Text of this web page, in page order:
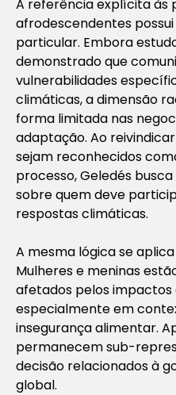
A referência explícita às
afrodescendentes
particular. Embora
demonstrado que
vulnerabilidades
climáticas, a dimensão
forma limitada nas
adaptação. Ao
sejam reconhecidos
processo, Geledés
sobre quem deve
respostas climáticas.
A mesma lógica se
Mulheres e meninas
afetados pelos impactos
especialmente em
insegurança alimentar.
permanecem sub-
decisão relacionados à
global.